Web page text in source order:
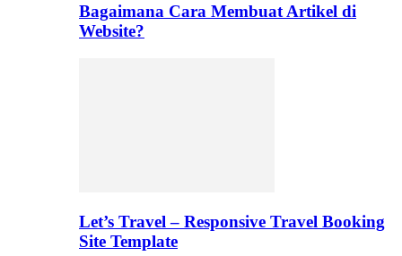
Bagaimana Cara Membuat Artikel di
Website?
Let’s Travel – Responsive Travel Booking
Site Template